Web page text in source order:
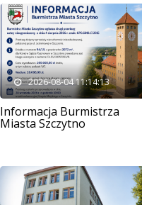
2026-08-04 11:14:13
Informacja Burmistrza
Miasta Szczytno